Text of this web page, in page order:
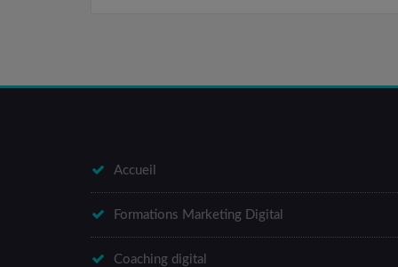
Accueil
Formations Marketing Digital
Coaching digital